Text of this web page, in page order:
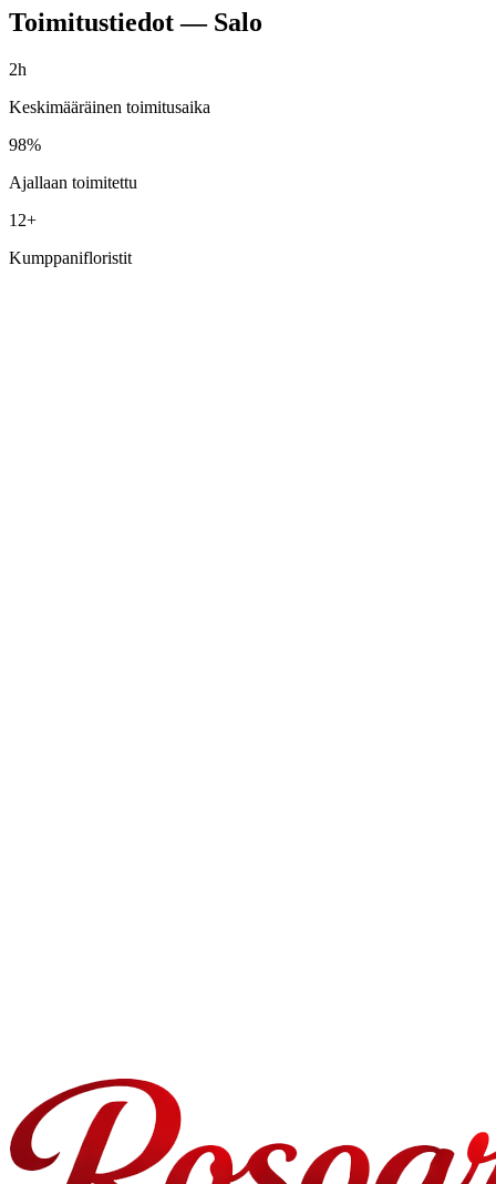
Toimitustiedot— Salo
2h
Keskimääräinen toimitusaika
98%
Ajallaan toimitettu
12+
Kumppanifloristit